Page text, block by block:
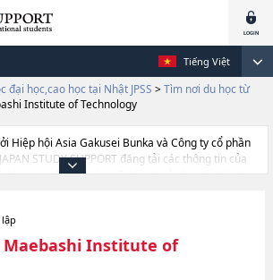
Tiếng Việt
đại học,cao học tại Nhật JPSS > Tìm nơi du học từ
Institute of Technology
Hiệp hội Asia Gakusei Bunka và Công ty cổ phần
STUDY SUPPORT đăng tải các thông tin của
học, cao học, trường đại học ngắn hạn, trường
cho du học sinh, như là về các Graduate school
về từng khoa nghiên cứu, thông tin liên quan đến
sinh, số lượng trúng tuyển, cở sở trang thiết
Maebashi Institute of